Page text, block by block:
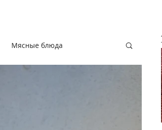
Мясные блюда